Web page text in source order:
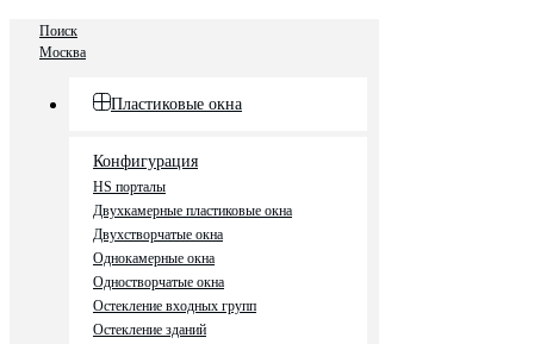
Поиск
Москва
Пластиковые окна
Конфигурация
HS порталы
Двухкамерные пластиковые окна
Двухстворчатые окна
Однокамерные окна
Одностворчатые окна
Остекление входных групп
Остекление зданий